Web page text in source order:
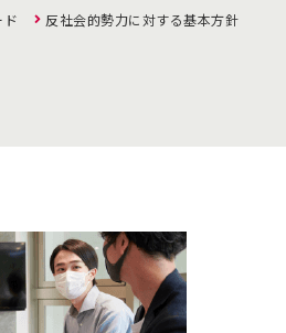
反社会的勢力に対する基本方針